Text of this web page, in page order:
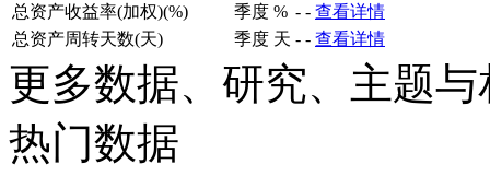
总资产收益率(加权)(%)
季度 % - - 查看详情
总资产周转天数(天)
季度 天 - - 查看详情
更多数据、研究、主题
热门数据